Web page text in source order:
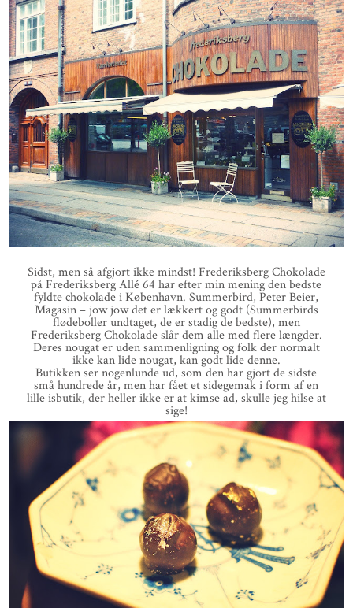
Sidst, men så afgjort ikke mindst! Frederiksberg Chokolade
på Frederiksberg Allé 64 har efter min mening den bedste
fyldte chokolade i København. Summerbird, Peter Beier,
Magasin – jow jow det er lækkert og godt (Summerbirds
flødeboller undtaget, de er stadig de bedste), men
Frederiksberg Chokolade slår dem alle med flere længder.
Deres nougat er uden sammenligning og folk der normalt
ikke kan lide nougat, kan godt lide denne.
Butikken ser nogenlunde ud, som den har gjort de sidste
små hundrede år, men har fået et sidegemak i form af en
lille isbutik, der heller ikke er at kimse ad, skulle jeg hilse at
sige!